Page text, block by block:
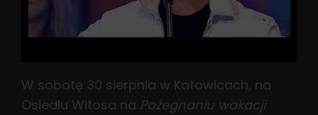
W sobotę 30 sierpnia w Katowicach, na
Osiedlu Witosa na Pożegnaniu wakacji